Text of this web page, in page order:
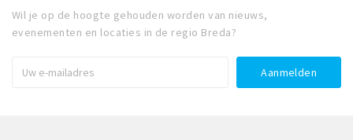
Wil je op de hoogte gehouden worden van nieuws,
evenementen en locaties in de regio Breda?